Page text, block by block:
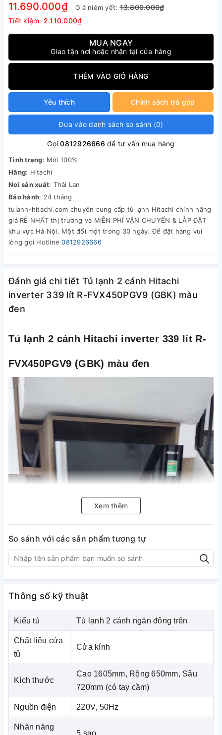
11.690.000₫ Giá niêm yết:13.800.000₫
Tiết kiệm: 2.110.000₫
MUA NGAY
Giao tận nơi hoặc nhận tại cửa hàng
THÊM VÀO GIỎ HÀNG
Yêu thích Chính sách trả góp
Đưa vào danh sách so sánh (0)
Gọi0812926666 để tư vấn mua hàng
Tình trạng: Mới 100%
Hãng: Hitachi
Nơi sản xuất: Thái Lan
Bảo hành: 24 tháng
tulanh-hitachi.com chuyên cung cấp tủ lạnh Hitachi chính hãng
giá RẺ NHẤT thị trường và MIỄN PHÍ VẬN CHUYỂN & LẮP ĐẶT
khu vực Hà Nội. Một đổi một trong 30 ngày. Để đặt hàng vui
lòng gọi Hotline0812926666
Đánh giá chi tiết Tủ lạnh 2 cánh Hitachi
inverter 339 lít R-FVX450PGV9 (GBK) màu
đen
Tủ lạnh 2 cánh Hitachi inverter 339 lít R-
FVX450PGV9 (GBK) màu đen
Xem thêm
So sánh với các sản phẩm tương tự
Thông số kỹ thuật
Kiểu tủ Tủ lạnh 2 cánh ngăn đông trên
Chất liệu cửa
tủ
Cửa kính
Kích thước
Cao 1605mm, Rộng 650mm, Sâu
720mm (có tay cầm)
Nguồn điện 220V, 50Hz
Nhãn năng
5 sao